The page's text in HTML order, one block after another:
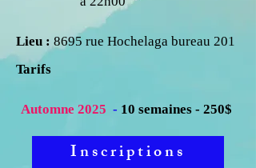
Lieu : 8695 rue Hochelaga bureau 201
Tarifs
Automne 2025 - 10 semaines - 250$
Inscriptions